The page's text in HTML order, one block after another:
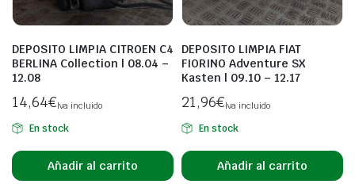
DEPOSITO LIMPIA CITROEN C4
BERLINA Collection | 08.04 –
12.08
14,64€Iva incluido
En stock
Añadir al carrito
DEPOSITO LIMPIA FIAT
FIORINO Adventure SX
Kasten | 09.10 – 12.17
21,96€Iva incluido
En stock
Añadir al carrito